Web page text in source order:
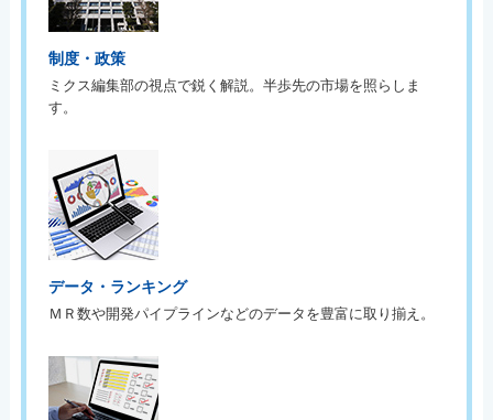
制度・政策
ミクス編集部の視点で鋭く解説。半歩先の市場を照らしま
す。
データ・ランキング
ＭＲ数や開発パイプラインなどのデータを豊富に取り揃え。